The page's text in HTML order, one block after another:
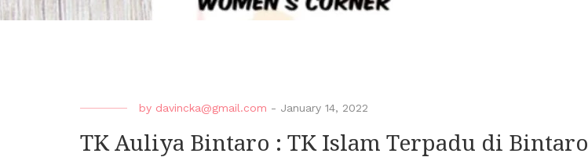
by davincka@gmail.com - January 14, 2022
TK Auliya Bintaro : TK Islam Terpadu di Bintaro